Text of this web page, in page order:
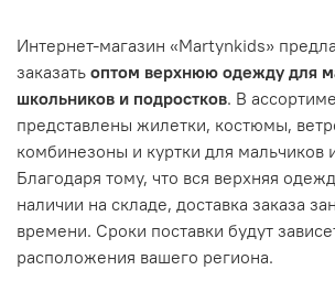
Интернет-магазин «Martynkids»
заказать оптом верхнюю одежду для
школьников и подростков. В
представлены жилетки, костюмы,
комбинезоны и куртки для мальчиков
Благодаря тому, что вся верхняя
наличии на складе, доставка заказа
времени. Сроки поставки будут
расположения вашего региона.